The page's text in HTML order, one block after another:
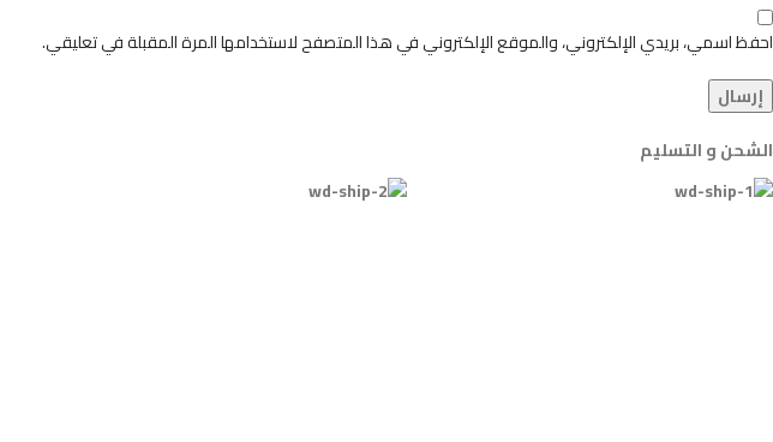
احفظ اسمي، بريدي الإلكتروني، والموقع الإلكتروني في هذا المتصفح لاستخدامها المرة المقبلة في تعليقي.
الشحن و التسليم